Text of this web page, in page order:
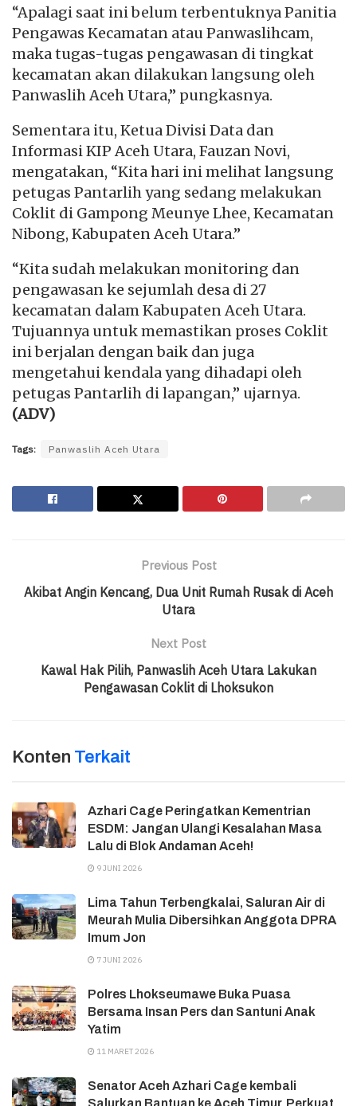
“Apalagi saat ini belum terbentuknya Panitia
Pengawas Kecamatan atau Panwaslihcam,
maka tugas-tugas pengawasan di tingkat
kecamatan akan dilakukan langsung oleh
Panwaslih Aceh Utara,” pungkasnya.
Sementara itu, Ketua Divisi Data dan
Informasi KIP Aceh Utara, Fauzan Novi,
mengatakan, “Kita hari ini melihat langsung
petugas Pantarlih yang sedang melakukan
Coklit di Gampong Meunye Lhee, Kecamatan
Nibong, Kabupaten Aceh Utara.”
“Kita sudah melakukan monitoring dan
pengawasan ke sejumlah desa di 27
kecamatan dalam Kabupaten Aceh Utara.
Tujuannya untuk memastikan proses Coklit
ini berjalan dengan baik dan juga
mengetahui kendala yang dihadapi oleh
petugas Pantarlih di lapangan,” ujarnya.
(ADV)
Tags: Panwaslih Aceh Utara
Previous Post
Akibat Angin Kencang, Dua Unit Rumah Rusak di Aceh
Utara
Next Post
Kawal Hak Pilih, Panwaslih Aceh Utara Lakukan
Pengawasan Coklit di Lhoksukon
Konten Terkait
Azhari Cage Peringatkan Kementrian
ESDM: Jangan Ulangi Kesalahan Masa
Lalu di Blok Andaman Aceh!
9 JUNI 2026
Lima Tahun Terbengkalai, Saluran Air di
Meurah Mulia Dibersihkan Anggota DPRA
Imum Jon
7 JUNI 2026
Polres Lhokseumawe Buka Puasa
Bersama Insan Pers dan Santuni Anak
Yatim
11 MARET 2026
Senator Aceh Azhari Cage kembali
Salurkan Bantuan ke Aceh Timur, Perkuat